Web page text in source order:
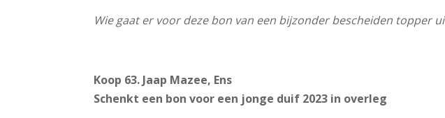
Wie gaat er voor deze bon van een bijzonder bescheiden topper
Koop 63. Jaap Mazee, Ens
Schenkt een bon voor een jonge duif 2023 in overleg